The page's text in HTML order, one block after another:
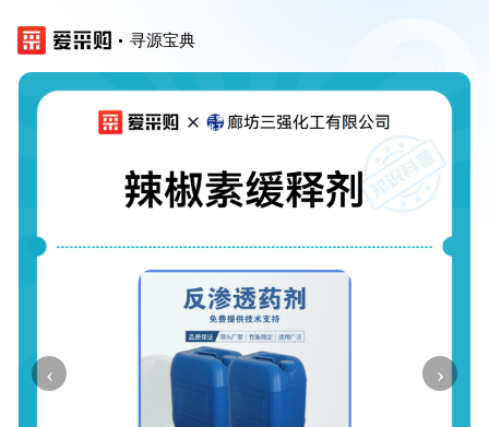
寻源宝典
‹ ›